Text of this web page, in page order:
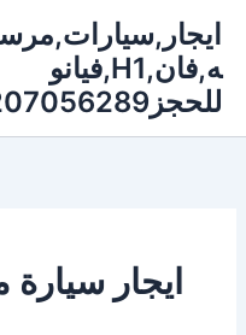
المحتوى
ه,فان,H1,فيانو
للحجز01207056289
ايجار